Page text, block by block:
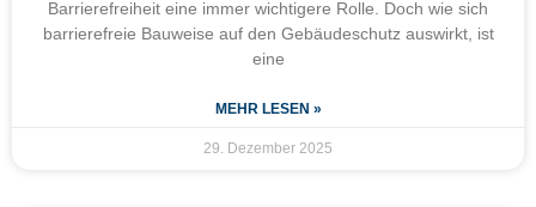
Barrierefreiheit eine immer wichtigere Rolle. Doch wie sich
barrierefreie Bauweise auf den Gebäudeschutz auswirkt, ist
eine
MEHR LESEN »
29. Dezember 2025